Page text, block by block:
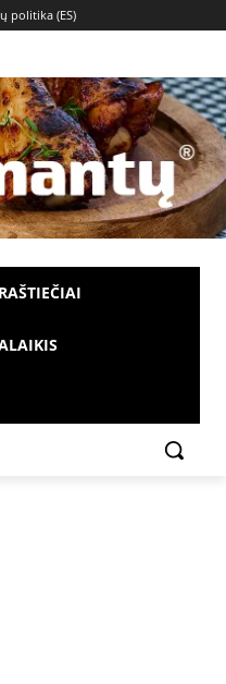
politika (ES)